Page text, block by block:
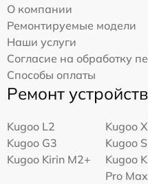
О компании
Ремонтируемые модели
Наши услуги
Согласие на обработку
Способы оплаты
Ремонт устройств
Kugoo L2
Kugoo
Kugoo G3
Kugoo
Kugoo Kirin M2+
Kugoo
Pro Max